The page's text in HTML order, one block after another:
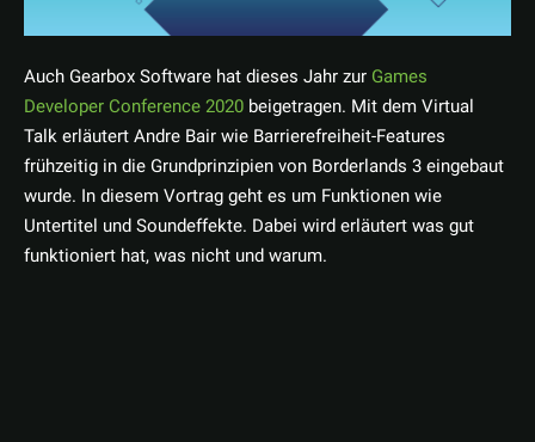
Auch Gearbox Software hat dieses Jahr zur Games
Developer Conference 2020 beigetragen. Mit dem Virtual
Talk erläutert Andre Bair wie Barrierefreiheit-Features
frühzeitig in die Grundprinzipien von Borderlands 3 eingebaut
wurde. In diesem Vortrag geht es um Funktionen wie
Untertitel und Soundeffekte. Dabei wird erläutert was gut
funktioniert hat, was nicht und warum.